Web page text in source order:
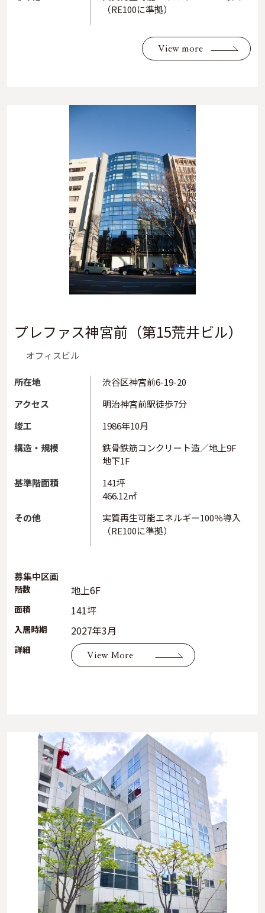
（RE100に準拠）
View more
プレファス神宮前（第15荒井ビル）
オフィスビル
所在地
渋谷区神宮前6-19-20
アクセス
明治神宮前駅徒歩7分
竣工
1986年10月
構造・規模
鉄骨鉄筋コンクリート造／地上9F
地下1F
基準階面積
141坪
466.12㎡
その他
実質再生可能エネルギー100％導入
（RE100に準拠）
募集中区画
階数 地上6F
面積 141坪
入居時期 2027年3月
詳細 View More